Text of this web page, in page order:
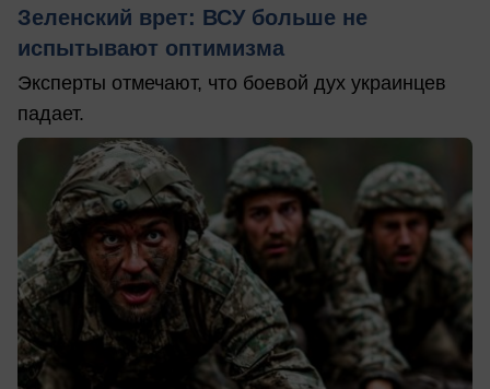
Зеленский врет: ВСУ больше не
испытывают оптимизма
Эксперты отмечают, что боевой дух украинцев
падает.